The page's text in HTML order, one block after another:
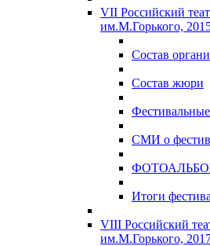
VII Российский
им.М.Горького,
Состав
Состав жюри
СМИ о
Итоги
VIII Российский
им.М.Горького,